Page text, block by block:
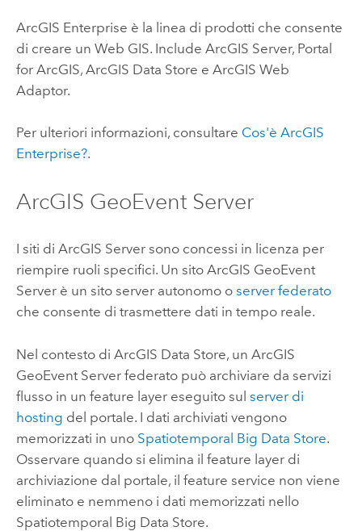
ArcGIS Enterprise è la linea di prodotti che consente
di creare un Web GIS. Include ArcGIS Server, Portal
for ArcGIS, ArcGIS Data Store e ArcGIS Web
Adaptor.
Per ulteriori informazioni, consultare Cos'è ArcGIS
Enterprise?.
ArcGIS GeoEvent Server
I siti di ArcGIS Serversono concessi in licenza per
riempire ruoli specifici. Un sito ArcGIS GeoEvent
Serverè un sito server autonomo o server federato
che consente di trasmettere dati in tempo reale.
Nel contesto di ArcGIS Data Store, un ArcGIS
GeoEvent Serverfederato può archiviare da servizi
flusso in un feature layer eseguito sul server di
hosting del portale. I dati archiviati vengono
memorizzati in uno Spatiotemporal Big Data Store.
Osservare quando si elimina il feature layer di
archiviazione dal portale, il feature service non viene
eliminato e nemmeno i dati memorizzati nello
Spatiotemporal Big Data Store.